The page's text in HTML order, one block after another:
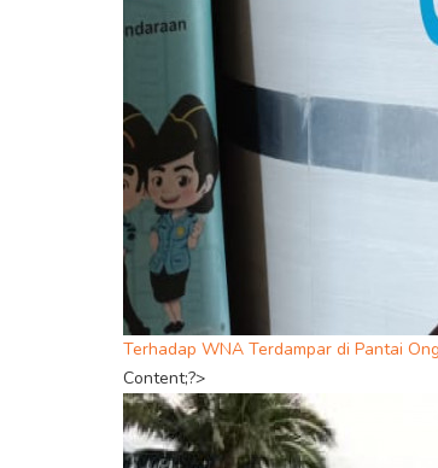
Terhadap WNA Terdampar di Pantai
Content;?>